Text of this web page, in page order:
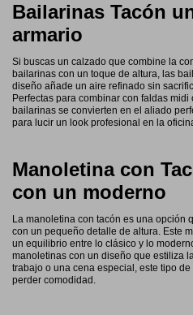
Bailarinas Tacón
armario
Si buscas un calzado que combine la
bailarinas con un toque de altura, las
diseño añade un aire refinado sin
Perfectas para combinar con faldas
bailarinas se convierten en el aliado
para lucir un look profesional en la
Manoletina con
con un moderno
La manoletina con tacón es una opción
con un pequeño detalle de altura. Este
un equilibrio entre lo clásico y lo
manoletinas con un diseño que estiliza
trabajo o una cena especial, este tipo
perder comodidad.